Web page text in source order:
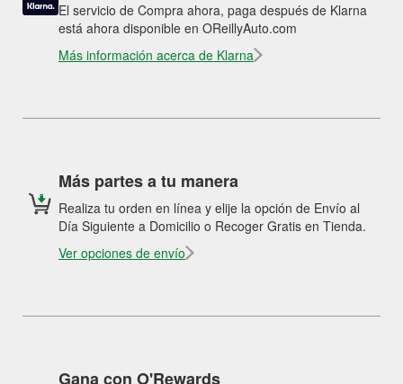
El servicio de Compra ahora, paga después de Klarna
está ahora disponible en OReillyAuto.com
Más información acerca de Klarna
Más partes a tu manera
Realiza tu orden en línea y elije la opción de Envío al
Día Siguiente a Domicilio o Recoger Gratis en Tienda.
Ver opciones de envío
Gana con O'Rewards